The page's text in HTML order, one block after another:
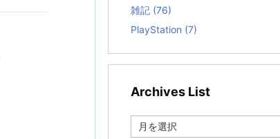
雑記 (76)
PlayStation (7)
Archives List